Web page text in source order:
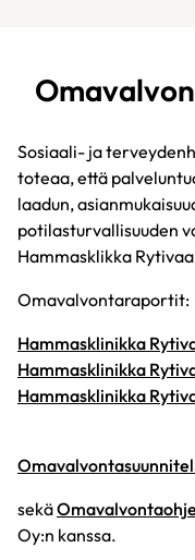
Sosiaali- ja
toteaa, että
laadun,
potilasturvallisuuden
Hammasklikka
Omavalvontaraportit:
Hammasklinikka
Hammasklinikka
Hammasklinikka
sekä
Oy:n kanssa.